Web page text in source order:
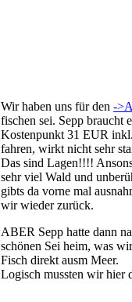
Wir haben uns für den -
fischen sei. Sepp braucht
Kostenpunkt 31 EUR
fahren, wirkt nicht sehr
Das sind Lagen!!!!
sehr viel Wald und
gibts da vorne mal
wir wieder zurück.
ABER Sepp hatte dann
schönen Sei heim, was
Fisch direkt ausm Meer.
Logisch mussten wir hier